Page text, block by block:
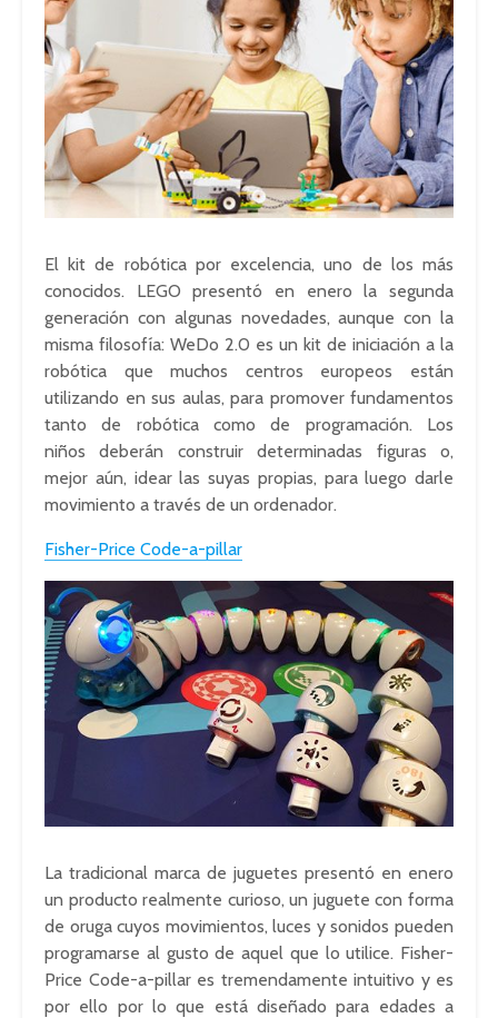
El kit de robótica por excelencia, uno de los más
conocidos. LEGO presentó en enero la segunda
generación con algunas novedades, aunque con la
misma filosofía: WeDo 2.0 es un kit de iniciación a la
robótica que muchos centros europeos están
utilizando en sus aulas, para promover fundamentos
tanto de robótica como de programación. Los
niños deberán construir determinadas figuras o,
mejor aún, idear las suyas propias, para luego darle
movimiento a través de un ordenador.
Fisher-Price Code-a-pillar
La tradicional marca de juguetes presentó en enero
un producto realmente curioso, un juguete con forma
de oruga cuyos movimientos, luces y sonidos pueden
programarse al gusto de aquel que lo utilice. Fisher-
Price Code-a-pillar es tremendamente intuitivo y es
por ello por lo que está diseñado para edades a